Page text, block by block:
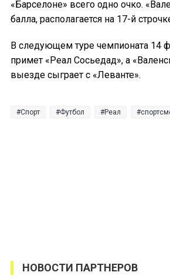
«Барселоне» всего одно очко.
балла, располагается на 17-й
В следующем туре чемпионата 14
примет «Реал Сосьедад», а
выезде сыграет с «Леванте».
Спорт Футбол Реал
НОВОСТИ ПАРТНЕРОВ